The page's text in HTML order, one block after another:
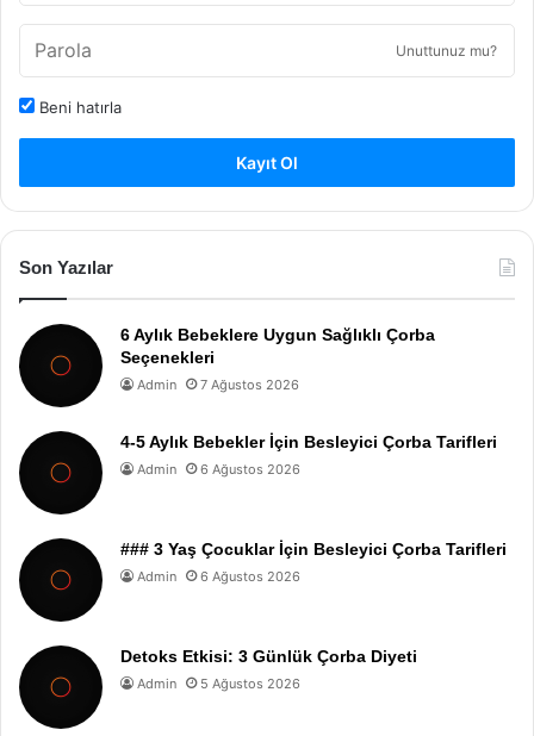
Unuttunuz mu?
Beni hatırla
Kayıt Ol
Son Yazılar
6 Aylık Bebeklere Uygun Sağlıklı Çorba
Seçenekleri
Admin 7 Ağustos 2026
4-5 Aylık Bebekler İçin Besleyici Çorba Tarifleri
Admin 6 Ağustos 2026
### 3 Yaş Çocuklar İçin Besleyici Çorba Tarifleri
Admin 6 Ağustos 2026
Detoks Etkisi: 3 Günlük Çorba Diyeti
Admin 5 Ağustos 2026